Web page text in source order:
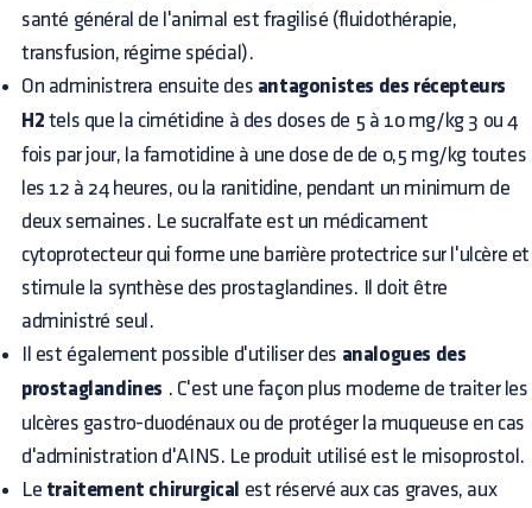
santé général de l'animal est fragilisé (fluidothérapie,
transfusion, régime spécial).
On administrera ensuite des antagonistes des récepteurs
H2 tels que la cimétidine à des doses de 5 à 10 mg/kg 3 ou 4
fois par jour, la famotidine à une dose de de 0,5 mg/kg toutes
les 12 à 24 heures, ou la ranitidine, pendant un minimum de
deux semaines. Le sucralfate est un médicament
cytoprotecteur qui forme une barrière protectrice sur l'ulcère et
stimule la synthèse des prostaglandines. Il doit être
administré seul.
Il est également possible d'utiliser des analogues des
prostaglandines . C'est une façon plus moderne de traiter les
ulcères gastro-duodénaux ou de protéger la muqueuse en cas
d'administration d'AINS. Le produit utilisé est le misoprostol.
Le traitement chirurgical est réservé aux cas graves, aux